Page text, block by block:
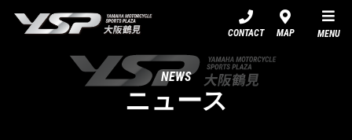
CONTACT MAP MENU
NEWS
ニュース